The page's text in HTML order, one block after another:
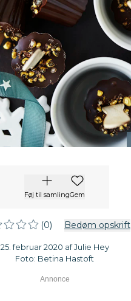
Føj til samlingGem
(0) Bedøm opskrift
25. februar 2020 af Julie Hey
Foto: Betina Hastoft